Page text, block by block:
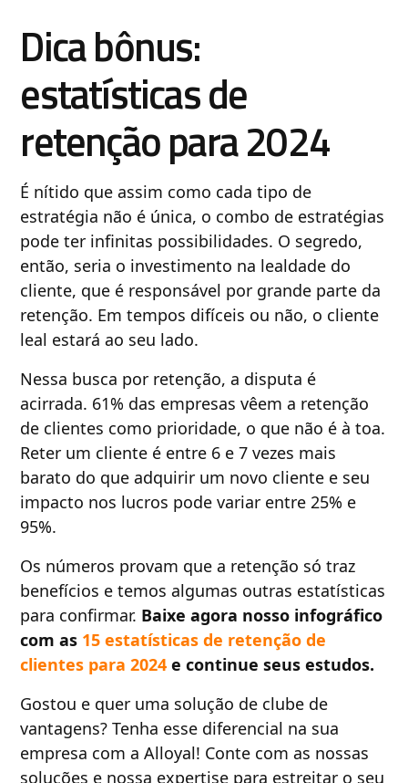
Dica bônus:
estatísticas de
retenção para 2024
É nítido que assim como cada tipo de
estratégia não é única, o combo de estratégias
pode ter infinitas possibilidades. O segredo,
então, seria o investimento na lealdade do
cliente, que é responsável por grande parte da
retenção. Em tempos difíceis ou não, o cliente
leal estará ao seu lado.
Nessa busca por retenção, a disputa é
acirrada. 61% das empresas vêem a retenção
de clientes como prioridade, o que não é à toa.
Reter um cliente é entre 6 e 7 vezes mais
barato do que adquirir um novo cliente e seu
impacto nos lucros pode variar entre 25% e
95%.
Os números provam que a retenção só traz
benefícios e temos algumas outras estatísticas
para confirmar. Baixe agora nosso infográfico
com as 15 estatísticas de retenção de
clientes para 2024 e continue seus estudos.
Gostou e quer uma solução de clube de
vantagens? Tenha esse diferencial na sua
empresa com a Alloyal! Conte com as nossas
soluções e nossa expertise para estreitar o seu